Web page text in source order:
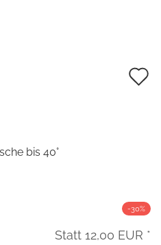
bis 40°
-30%
Statt 12,00 EUR *